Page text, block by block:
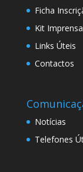
Ficha
Kit Imprensa
Links Úteis
Contactos
Notícias
Telefones